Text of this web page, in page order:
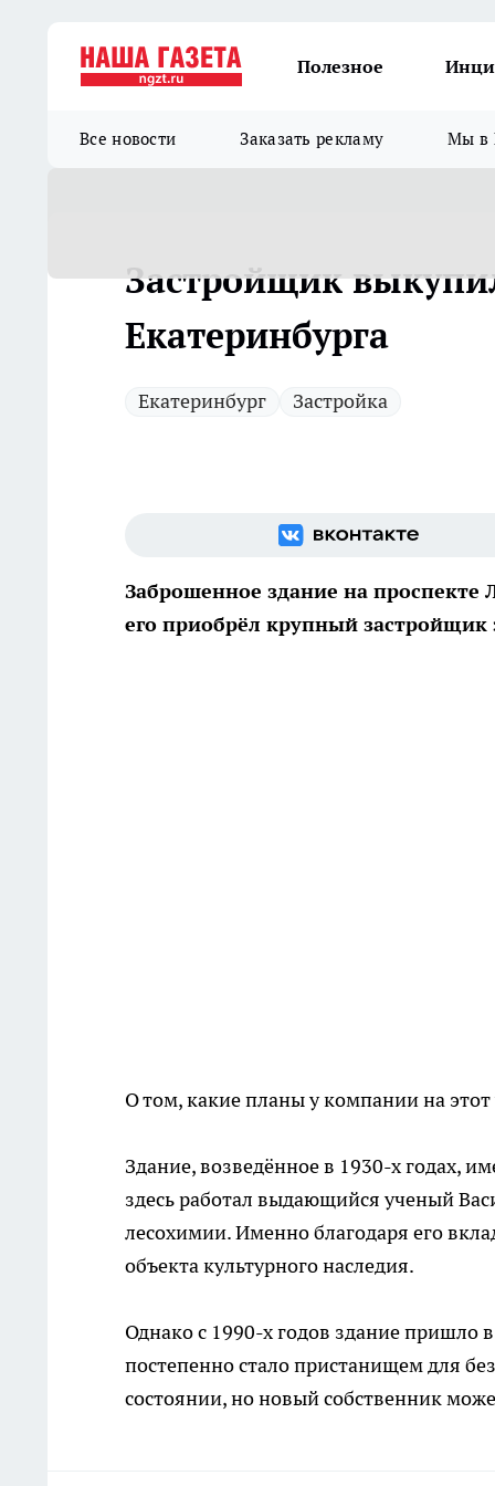
Полезное
Все новости Заказать рекламу Мы в
Застройщик
Екатеринбурга
Екатеринбург Застройка
Заброшенное здание на проспекте
его приобрёл крупный застройщик
О том, какие планы у компании на этот
Здание, возведённое в 1930-х годах,
здесь работал выдающийся ученый
лесохимии. Именно благодаря его
объекта культурного наследия.
Однако с 1990-х годов здание пришло
постепенно стало пристанищем для
состоянии, но новый собственник